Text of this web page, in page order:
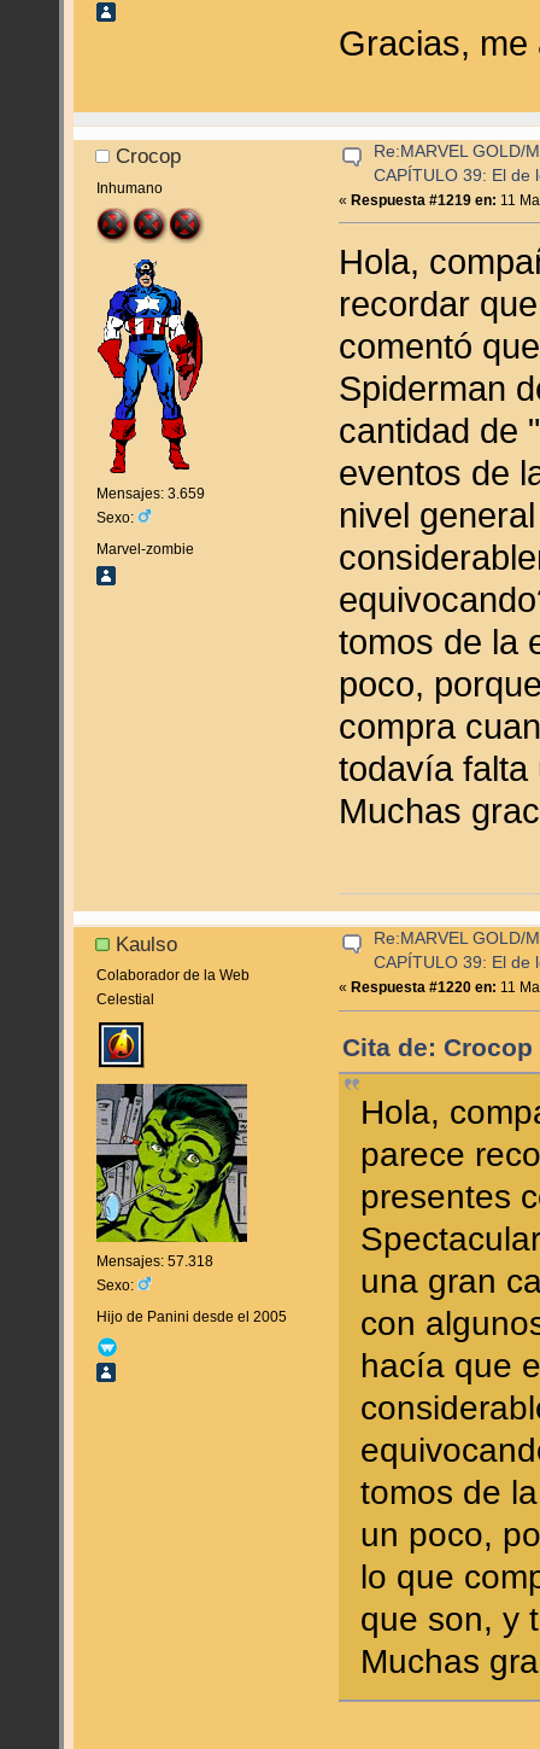
Gracias, me
Crocop
Inhumano
Mensajes: 3.659
Sexo:
Marvel-zombie
Re:MARVEL GOLD/
CAPÍTULO 39: El de
«Respuesta #1219 en: 11
Hola,
recordar
comentó
Spiderman
cantidad de
eventos de
nivel
tomos de la
poco,
compra
todavía falta
Muchas
Kaulso
Colaborador de la Web
Celestial
Mensajes: 57.318
Sexo:
Hijo de Panini desde el 2005
Re:MARVEL GOLD/
CAPÍTULO 39: El de
« Respuesta #1220 en: 11
Cita de: Crocop
Hola,
parece
presentes
una gran
con
hacía que
tomos de
un poco,
lo que
que son, y
Muchas